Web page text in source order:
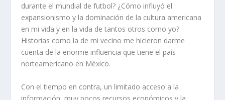
durante el mundial de futbol? ¿Cómo influyó el
expansionismo y la dominación de la cultura americana
en mi vida y en la vida de tantos otros como yo?
Historias como la de mi vecino me hicieron darme
cuenta de la enorme influencia que tiene el país
norteamericano en México.
Con el tiempo en contra, un limitado acceso a la